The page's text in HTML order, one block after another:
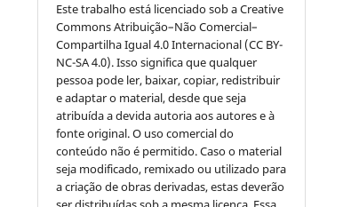
Este trabalho está licenciado sob a Creative
Commons Atribuição–Não Comercial–
Compartilha Igual 4.0 Internacional (CC BY-
NC-SA 4.0). Isso significa que qualquer
pessoa pode ler, baixar, copiar, redistribuir
e adaptar o material, desde que seja
atribuída a devida autoria aos autores e à
fonte original. O uso comercial do
conteúdo não é permitido. Caso o material
seja modificado, remixado ou utilizado para
a criação de obras derivadas, estas deverão